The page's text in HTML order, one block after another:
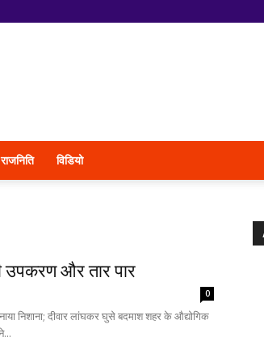
राजनिति विडियो
उपकरण और तार पार
0
निशाना; दीवार लांघकर घुसे बदमाश शहर के औद्योगिक